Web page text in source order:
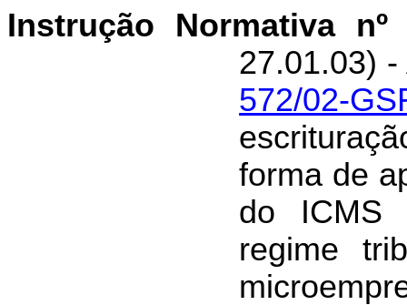
Instrução Normativa nº
27.01.03)
572/02-
forma de
do ICMS
regime